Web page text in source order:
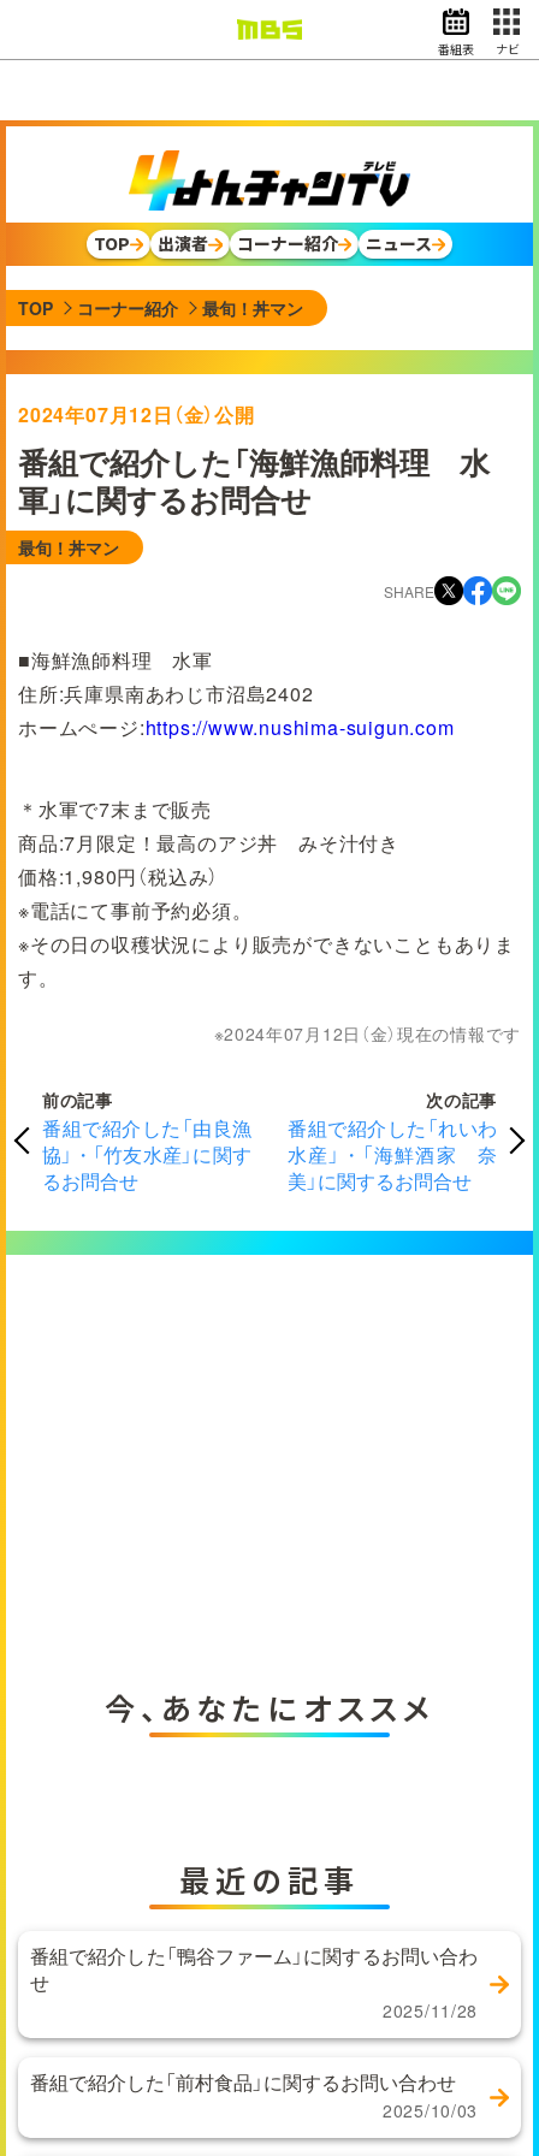
ドラマ
スポーツ
動画イズム ニュース
天気・防災
映画 アナウンサー
グッズ
EN 検索
番組表 ナビ
TOP 出演者 コーナー紹介 ニュース
TOP コーナー紹介 最旬！丼マン
2024年07月12日（金）公開
番組で紹介した「海鮮漁師料理 水
軍」に関するお問合せ
最旬！丼マン
SHARE
■海鮮漁師料理 水軍
住所:兵庫県南あわじ市沼島2402
ホームぺージ:https://www.nushima-suigun.com
＊水軍で7末まで販売
商品:7月限定！最高のアジ丼 みそ汁付き
価格:1,980円（税込み）
※電話にて事前予約必須。
※その日の収穫状況により販売ができないこともありま
す。
2024年07月12日（金）現在の情報です
前の記事
番組で紹介した「由良漁
協」・「竹友水産」に関す
るお問合せ
次の記事
番組で紹介した「れいわ
水産」・「海鮮酒家 奈
美」に関するお問合せ
今、あなたにオススメ
最近の記事
番組で紹介した「鴨谷ファーム」に関するお問い合わ
せ
2025/11/28
番組で紹介した「前村食品」に関するお問い合わせ
2025/10/03